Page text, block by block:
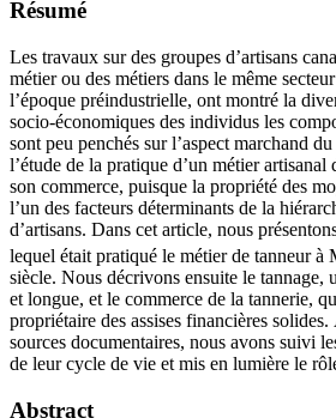
Résumé
Les travaux sur des groupes d’artisans
métier ou des métiers dans le même
l’époque préindustrielle, ont montré la
socio-économiques des individus les
sont peu penchés sur l’aspect marchand
l’étude de la pratique d’un métier
son commerce, puisque la propriété des
l’un des facteurs déterminants de la
d’artisans. Dans cet article, nous
lequel était pratiqué le métier de tanneur
siècle. Nous décrivons ensuite le tannage,
et longue, et le commerce de la tannerie,
propriétaire des assises financières
sources documentaires, nous avons suivi
de leur cycle de vie et mis en lumière le
Abstract